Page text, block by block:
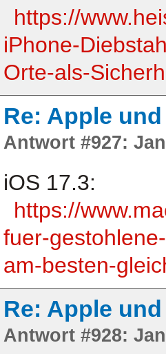
https://
iPhone-
Orte-als-
Re: Apple
Antwort #927:
iOS 17.3:
https://
fuer-
am-besten-
Re: Apple
Antwort #928: